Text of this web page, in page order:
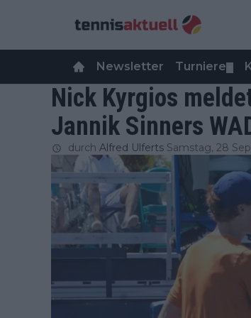
Newsletter Turniere
Nick Kyrgios
Jannik Sinners
durch Alfred Ulferts Samstag, 28